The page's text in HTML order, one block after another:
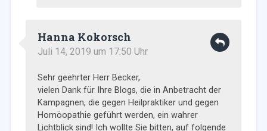
Hanna Kokorsch
Juli 14, 2019 um 17:50 Uhr
Sehr geehrter Herr Becker,
vielen Dank für Ihre Blogs, die in Anbetracht der
Kampagnen, die gegen Heilpraktiker und gegen
Homöopathie geführt werden, ein wahrer
Lichtblick sind! Ich wollte Sie bitten, auf folgende